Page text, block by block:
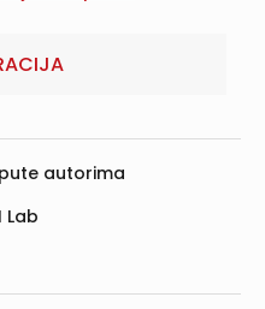
autorima
Lab